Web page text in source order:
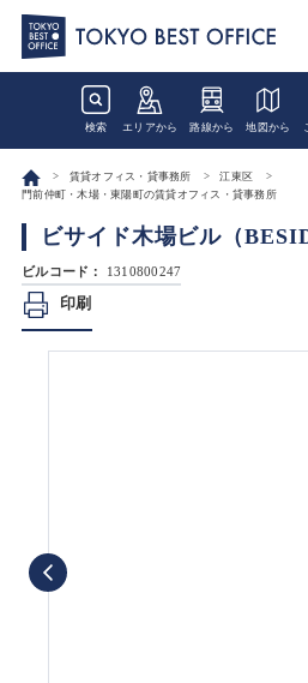
検索 エリアから 路線から 地図から
賃貸オフィス・貸事務所
江東区
門前仲町・木場・東陽町の賃貸オフィス・貸事務所
ビサイド木場ビル（
ビルコード： 1310800247
印刷